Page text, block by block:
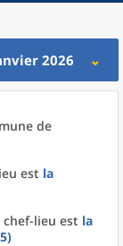
2026
de
est la
lieu est la